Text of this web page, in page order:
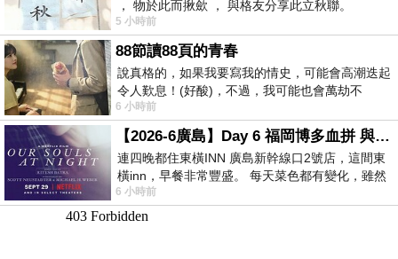
， 物於此而揪歛 ， 與格友分享此立秋聯。
5 小時前
88節讀88頁的青春
說真格的，如果我要寫我的情史，可能會高潮迭起
令人歎息！(好酸)，不過，我可能也會萬劫不
復...，每天跪鍵盤還是被判了花心的罪
6 小時前
【2026-6廣島】Day 6 福岡博多血拼 與機場接送少年司機深夜對談
連四晚都住東橫INN 廣島新幹線口2號店，這間東
橫inn，早餐非常豐盛。 每天菜色都有變化，雖然
看到工作人員拿出料理包加熱，但
6 小時前